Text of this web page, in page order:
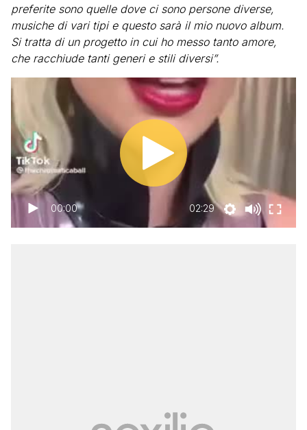
preferite sono quelle dove ci sono persone diverse,
musiche di vari tipi e questo sarà il mio nuovo album.
Si tratta di un progetto in cui ho messo tanto amore,
che racchiude tanti generi e stili diversi”.
00:00 02:29